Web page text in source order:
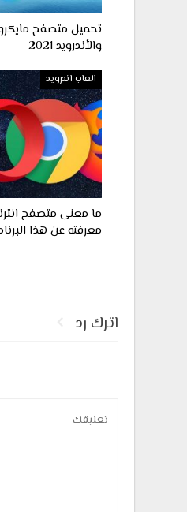
تحميل متصفح
والأندرويد 2021
العاب اندرويد
ما معنى متصفح
معرفته عن هذا
اترك رد